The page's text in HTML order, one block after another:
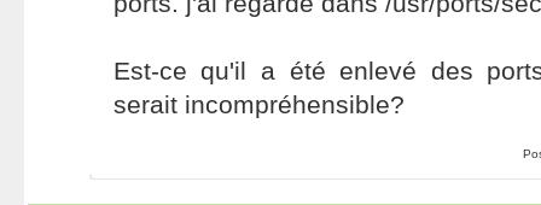
Est-ce qu'il a été enlevé des
serait incompréhensible?